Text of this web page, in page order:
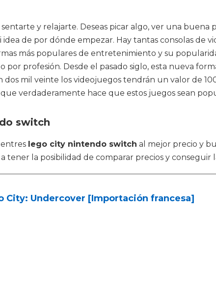
y relajarte. Deseas picar algo, ver una
de por dónde empezar. Hay tantas consolas de
más populares de entretenimiento y su
por profesión. Desde el pasado siglo, esta nueva
mil veinte los videojuegos tendrán un valor de
verdaderamente hace que estos juegos sean
switch
lego city nintendo switch al mejor precio y
la posibilidad de comparar precios y conseguir
City: Undercover [Importación francesa]